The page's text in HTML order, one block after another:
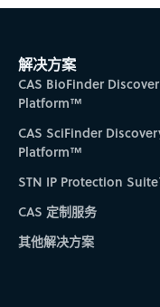
解决方案
CAS BioFinder
Platform™
CAS SciFinder
Platform™
STN IP Protection
CAS 定制服务
其他解决方案